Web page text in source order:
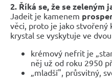
2. Říká se, že se
Jadeit je kamenem
věci, proto je jako stvořený
krystal se vyskytuje ve
krémový nefrit je
něj už od roku 2950
„mladší", průsvitný,